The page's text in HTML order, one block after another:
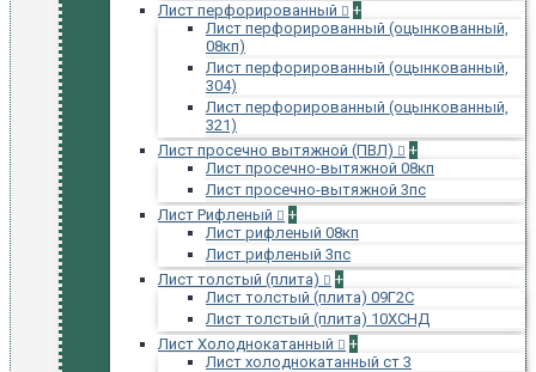
Лист перфорированный
+
Лист перфорированный (оцынкованный,
08кп)
Лист перфорированный (оцынкованный,
304)
Лист перфорированный (оцынкованный,
321)
Лист просечно вытяжной (ПВЛ)
+
Лист просечно-вытяжной 08кп
Лист просечно-вытяжной 3пс
Лист Рифленый
+
Лист рифленый 08кп
Лист рифленый 3пс
Лист толстый (плита)
+
Лист толстый (плита) 09Г2С
Лист толстый (плита) 10ХСНД
Лист Холоднокатанный
+
Лист холоднокатанный ст 3